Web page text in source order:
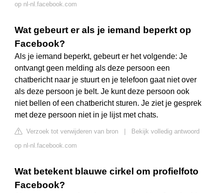
op nl-nl.facebook.com
Wat gebeurt er als je iemand beperkt op
Facebook?
Als je iemand beperkt, gebeurt er het volgende: Je
ontvangt geen melding als deze persoon een
chatbericht naar je stuurt en je telefoon gaat niet over
als deze persoon je belt. Je kunt deze persoon ook
niet bellen of een chatbericht sturen. Je ziet je gesprek
met deze persoon niet in je lijst met chats.
Verzoek tot verwijderen van bron
Bekijk volledig antwoord
op nl-nl.facebook.com
Wat betekent blauwe cirkel om profielfoto
Facebook?